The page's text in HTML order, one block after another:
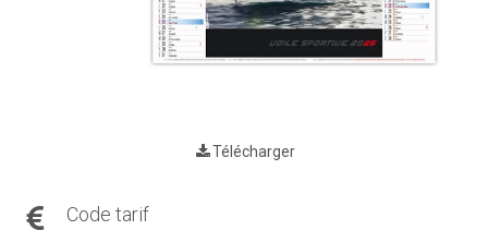
Télécharger
Code tarif